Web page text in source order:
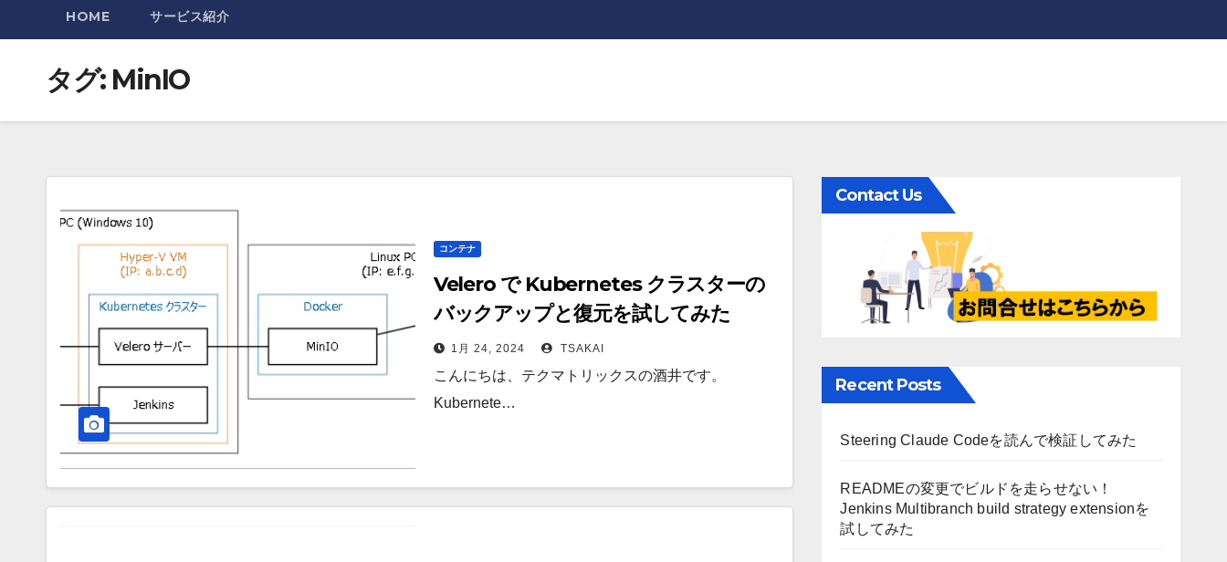
HOME サービス紹介
タグ: MinIO
コンテナ
Velero で Kubernetes クラスターの
バックアップと復元を試してみた
1月 24, 2024 TSAKAI
こんにちは、テクマトリックスの酒井です。
Kubernete…
Contact Us
Recent Posts
Steering Claude Codeを読んで検証してみた
READMEの変更でビルドを走らせない！
Jenkins Multibranch build strategy extensionを
試してみた